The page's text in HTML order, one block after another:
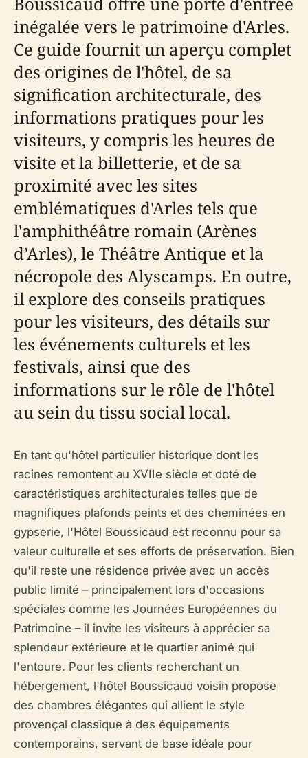
inégalée vers le patrimoine d'Arles.
Ce guide fournit un aperçu complet
des origines de l'hôtel, de sa
signification architecturale, des
informations pratiques pour les
visiteurs, y compris les heures de
visite et la billetterie, et de sa
proximité avec les sites
emblématiques d'Arles tels que
l'amphithéâtre romain (Arènes
d’Arles), le Théâtre Antique et la
nécropole des Alyscamps. En outre,
il explore des conseils pratiques
pour les visiteurs, des détails sur
les événements culturels et les
festivals, ainsi que des
informations sur le rôle de l'hôtel
au sein du tissu social local.
En tant qu'hôtel particulier historique dont les
racines remontent au XVIIe siècle et doté de
caractéristiques architecturales telles que de
magnifiques plafonds peints et des cheminées en
gypserie, l'Hôtel Boussicaud est reconnu pour sa
valeur culturelle et ses efforts de préservation. Bien
qu'il reste une résidence privée avec un accès
public limité – principalement lors d'occasions
spéciales comme les Journées Européennes du
Patrimoine – il invite les visiteurs à apprécier sa
splendeur extérieure et le quartier animé qui
l'entoure. Pour les clients recherchant un
hébergement, l'hôtel Boussicaud voisin propose
des chambres élégantes qui allient le style
provençal classique à des équipements
contemporains, servant de base idéale pour